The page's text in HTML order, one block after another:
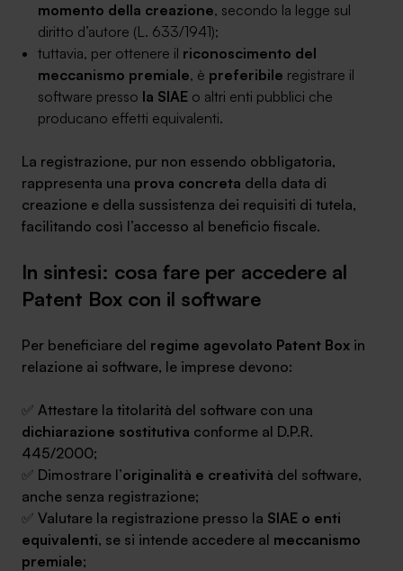
momento della creazione, secondo la legge sul
diritto d’autore (L. 633/1941);
tuttavia, per ottenere il riconoscimento del
meccanismo premiale, è preferibile registrare il
software presso la SIAE o altri enti pubblici che
producano effetti equivalenti.
La registrazione, pur non essendo obbligatoria,
rappresenta una prova concreta della data di
creazione e della sussistenza dei requisiti di tutela,
facilitando così l’accesso al beneficio fiscale.
In sintesi: cosa fare per accedere al
Patent Box con il software
Per beneficiare del regime agevolato Patent Box in
relazione ai software, le imprese devono:
✅ Attestare la titolarità del software con una
dichiarazione sostitutiva conforme al D.P.R.
445/2000;
✅ Dimostrare l’originalità e creatività del software,
anche senza registrazione;
✅ Valutare la registrazione presso la SIAE o enti
equivalenti, se si intende accedere al meccanismo
premiale;